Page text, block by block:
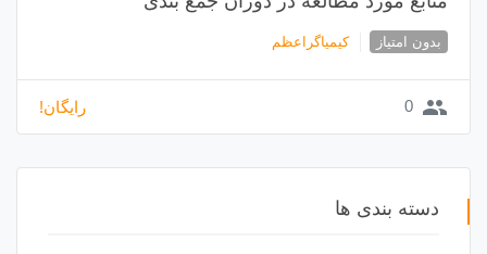
بدون امتیاز کیمیاگراعظم
group
0 رایگان!
دسته بندی ها